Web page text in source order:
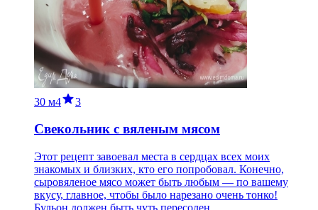
30 м4 3
Свекольник с вяленым мясом
Этот рецепт завоевал места в сердцах всех моих
знакомых и близких, кто его попробовал. Конечно,
сыровяленое мясо может быть любым — по вашему
вкусу, главное, чтобы было нарезано очень тонко!